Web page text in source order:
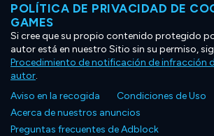
POLÍTICA DE PRIVACIDAD DE
GAMES
Si cree que su propio contenido protegido
autor está en nuestro Sitio sin su permiso,
Procedimiento de notificación de infracción
autor.
Aviso en la recogida
Condiciones de Uso
Acerca de nuestros anuncios
Preguntas frecuentes de Adblock